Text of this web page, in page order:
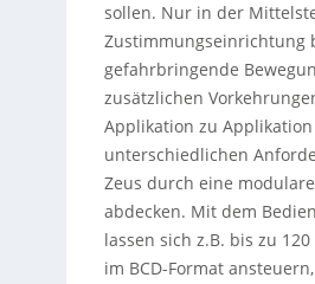
sollen. Nur in der
Zustimmungseinrichtung
gefahrbringende
zusätzlichen
Applikation zu Applikation
unterschiedlichen
Zeus durch eine
abdecken. Mit dem
lassen sich z.B. bis zu
im BCD-Format